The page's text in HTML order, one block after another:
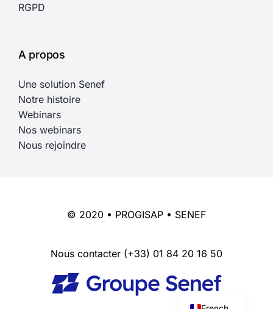
RGPD
A propos
Une solution Senef
Notre histoire
Webinars
Nos webinars
Nous rejoindre
© 2020 • PROGISAP • SENEF
Nous contacter (+33) 01 84 20 16 50
English